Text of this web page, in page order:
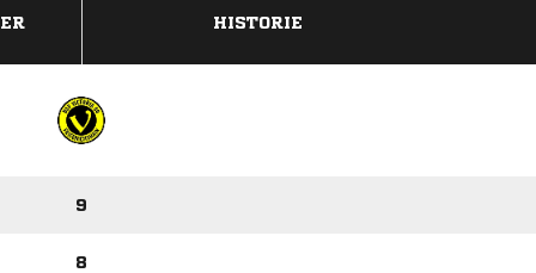
HISTORIE
9
8